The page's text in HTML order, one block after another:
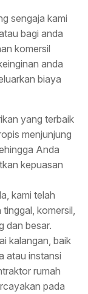
sengaja kami
bagi anda
komersil
anda
biaya
yang terbaik
menjunjung
Anda
kepuasan
kami telah
komersil,
dan besar.
kalangan, baik
atau instansi
rumah
pada